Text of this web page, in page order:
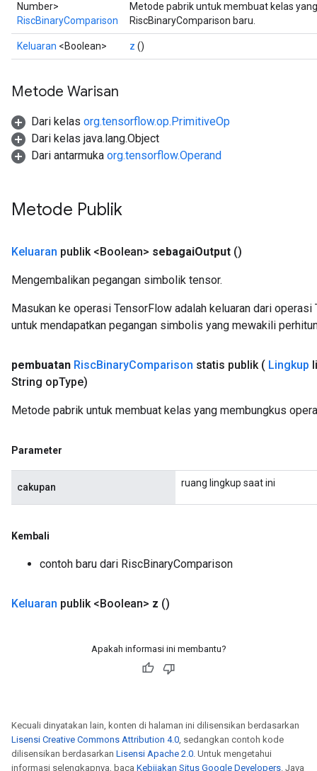
Number>
RiscBinaryComparison
Metode pabrik untuk membuat kelas
RiscBinaryComparison baru.
Keluaran <Boolean> z ()
Metode Warisan
Dari kelas org.tensorflow.op.PrimitiveOp
Dari kelas java.lang.Object
Dari antarmuka org.tensorflow.Operand
Metode Publik
Keluaran publik <Boolean> sebagaiOutput ()
Mengembalikan pegangan simbolik tensor.
Masukan ke operasi TensorFlow adalah keluaran dari
untuk mendapatkan pegangan simbolis yang mewakili
pembuatan RiscBinaryComparison statis publik ( Lingkup
String opType)
Metode pabrik untuk membuat kelas yang membungkus
Parameter
cakupan ruang lingkup saat ini
Kembali
contoh baru dari RiscBinaryComparison
Keluaran publik <Boolean> z ()
Apakah informasi ini membantu?
Kecuali dinyatakan lain, konten di halaman ini dilisensikan berdasarkan
Lisensi Creative Commons Attribution 4.0, sedangkan contoh kode
dilisensikan berdasarkan Lisensi Apache 2.0. Untuk mengetahui
informasi selengkapnya, baca Kebijakan Situs Google Developers. Java